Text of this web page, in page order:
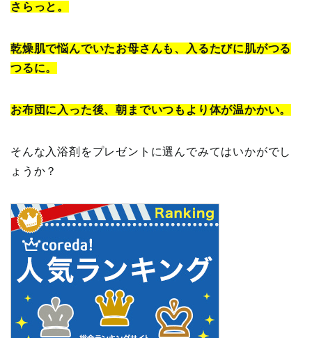
さらっと。
乾燥肌で悩んでいたお母さんも、入るたびに肌がつる
つるに。
お布団に入った後、朝までいつもより体が温かかい。
そんな入浴剤をプレゼントに選んでみてはいかがでし
ょうか？